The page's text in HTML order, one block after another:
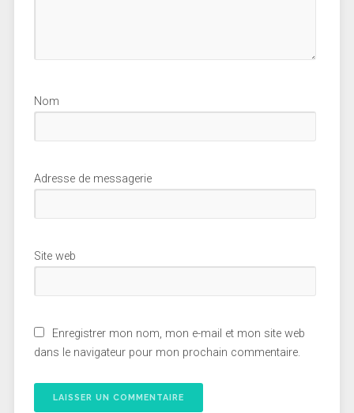
Nom
Adresse de messagerie
Site web
Enregistrer mon nom, mon e-mail et mon site web
dans le navigateur pour mon prochain commentaire.